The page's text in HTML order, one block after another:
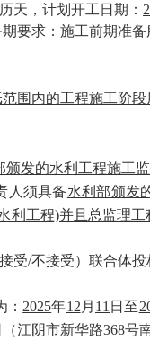
天，计划开工日期：
要求：施工前期准备
围内的工程施工阶
颁发的水利工程施工
人须具备水利部颁发
利工程)并且总监理
接受/不接受）联合体投
2025年12 月 11 日至
江阴市新华路368号